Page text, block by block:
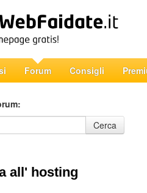
Forum Consigli
Cerca
all' hosting